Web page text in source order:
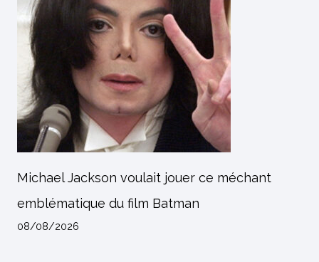
Michael Jackson voulait jouer ce méchant
emblématique du film Batman
08/08/2026